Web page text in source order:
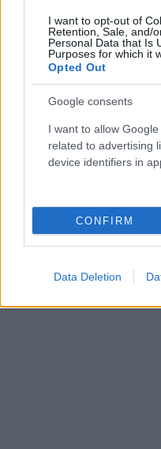
I want to opt-out of
Retention, Sale, and/
Personal Data that Is
Purposes for which it
Opted Out
Google consents
I want to allow
related to advertising
device identifiers in
CONFIRM
Data Deletion
μείωση της
κατά 9,2% από το
Για το επενδυτικό
εκατ. ευρώ στο στάδιο
εκατ. ευρώ να